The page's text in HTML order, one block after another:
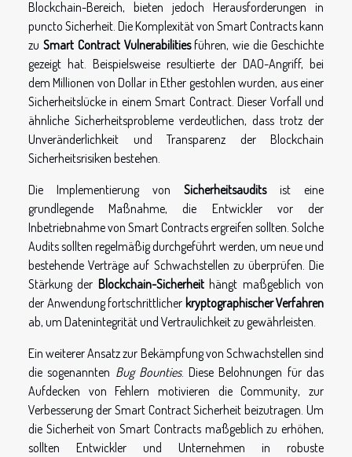
Blockchain-Bereich, bieten jedoch Herausforderungen in
puncto Sicherheit. Die Komplexität von Smart Contracts kann
zu Smart Contract Vulnerabilitiesführen, wie die Geschichte
gezeigt hat. Beispielsweise resultierte der DAO-Angriff, bei
dem Millionen von Dollar in Ether gestohlen wurden, aus einer
Sicherheitslücke in einem Smart Contract. Dieser Vorfall und
ähnliche Sicherheitsprobleme verdeutlichen, dass trotz der
Unveränderlichkeit und Transparenz der Blockchain
Sicherheitsrisiken bestehen.
Die Implementierung von Sicherheitsauditsist eine
grundlegende Maßnahme, die Entwickler vor der
Inbetriebnahme von Smart Contracts ergreifen sollten. Solche
Audits sollten regelmäßig durchgeführt werden, um neue und
bestehende Verträge auf Schwachstellen zu überprüfen. Die
Stärkung der Blockchain-Sicherheithängt maßgeblich von
der Anwendung fortschrittlicher kryptographischer Verfahren
ab, um Datenintegrität und Vertraulichkeit zu gewährleisten.
Ein weiterer Ansatz zur Bekämpfung von Schwachstellen sind
die sogenannten Bug Bounties. Diese Belohnungen für das
Aufdecken von Fehlern motivieren die Community, zur
Verbesserung der Smart Contract Sicherheit beizutragen. Um
die Sicherheit von Smart Contracts maßgeblich zu erhöhen,
sollten Entwickler und Unternehmen in robuste